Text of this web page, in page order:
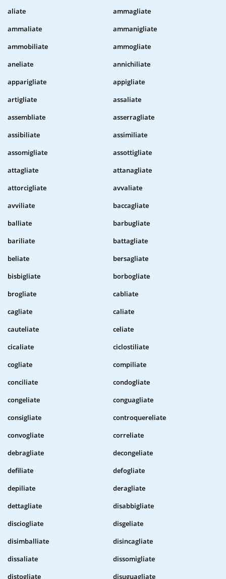
aliate
ammagliate
ammaliate
ammanigliate
ammobiliate
ammogliate
aneliate
annichiliate
apparigliate
appigliate
artigliate
assaliate
assembliate
asserragliate
assibiliate
assimiliate
assomigliate
assottigliate
attagliate
attanagliate
attorcigliate
avvaliate
avviliate
baccagliate
balliate
barbugliate
bariliate
battagliate
beliate
bersagliate
bisbigliate
borbogliate
brogliate
cabliate
cagliate
caliate
cauteliate
celiate
cicaliate
ciclostiliate
cogliate
compiliate
conciliate
condogliate
congeliate
conguagliate
consigliate
controquereliate
convogliate
correliate
debragliate
decongeliate
defiliate
defogliate
depiliate
deragliate
dettagliate
disabbigliate
disciogliate
disgeliate
disimballiate
disincagliate
dissaliate
dissomigliate
distogliate
disuguagliate